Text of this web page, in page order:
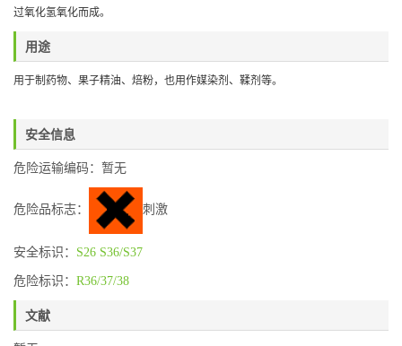
过氧化氢氧化而成。
用途
用于制药物、果子精油、焙粉，也用作媒染剂、鞣剂等。
安全信息
危险运输编码：暂无
危险品标志： 刺激
安全标识： S26 S36/S37
危险标识： R36/37/38
文献